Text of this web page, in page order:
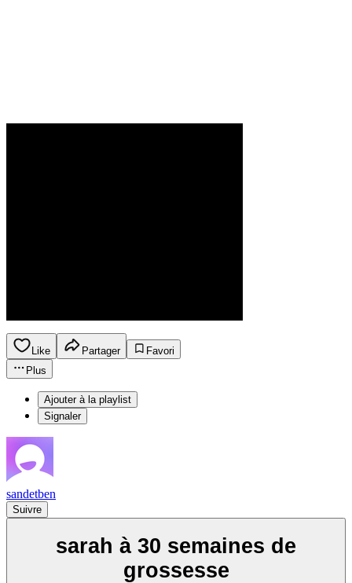
Like Partager
Favori
Plus
Ajouter à la playlist
Signaler
sandetben
Suivre
sarah à 30 semaines de
grossesse